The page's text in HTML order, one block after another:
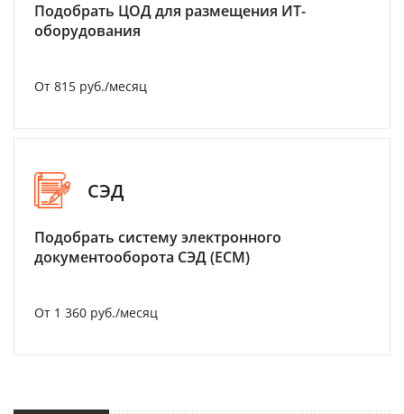
Подобрать ЦОД для размещения ИТ-
оборудования
От 815 руб./месяц
СЭД
Подобрать систему электронного
документооборота СЭД (ECM)
От 1 360 руб./месяц